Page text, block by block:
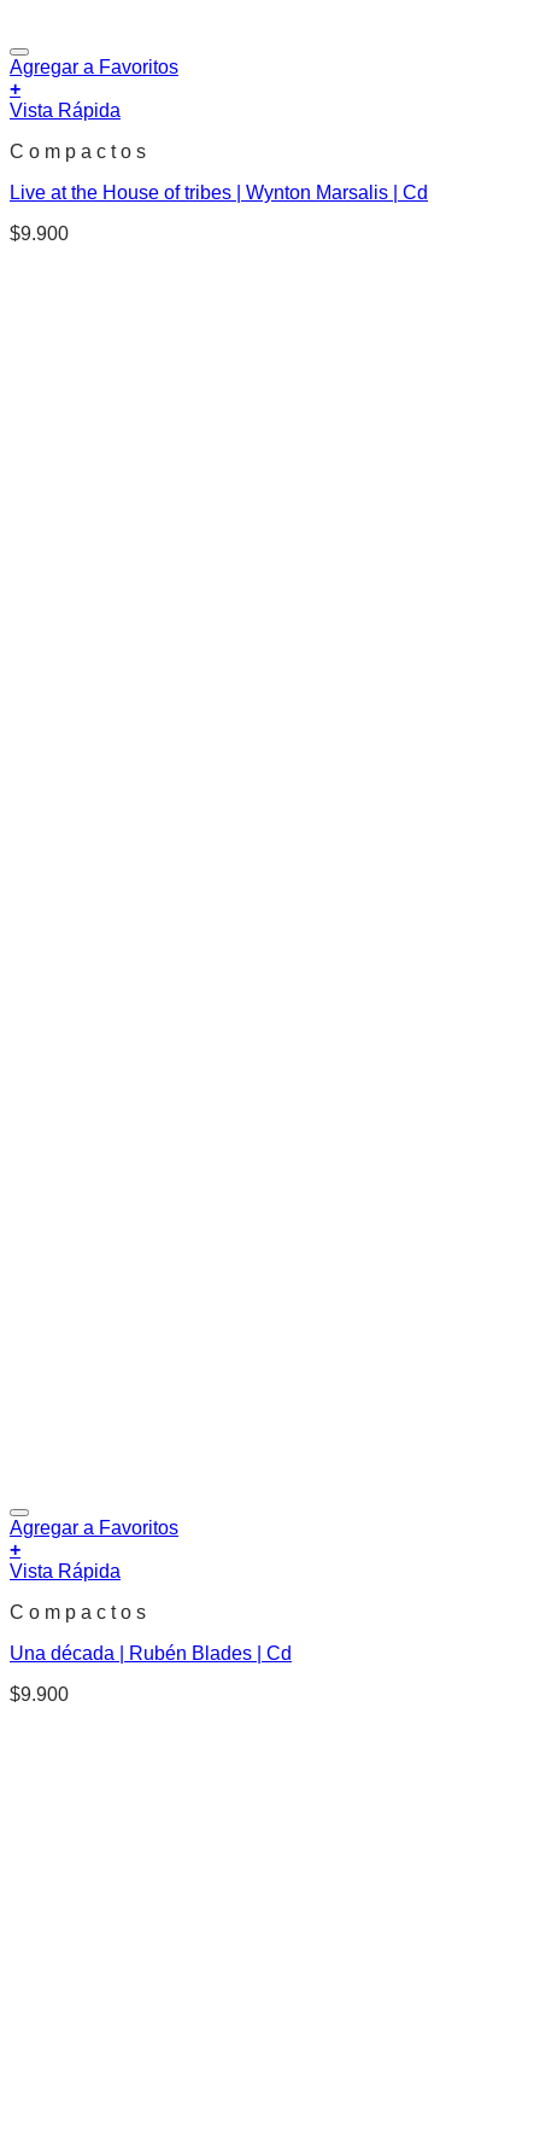
Agregar a Favoritos
+
Vista Rápida
C o m p a c t o s
Live at the House of tribes | Wynton Marsalis | Cd
$9.900
Agregar a Favoritos
+
Vista Rápida
C o m p a c t o s
Una década | Rubén Blades | Cd
$9.900